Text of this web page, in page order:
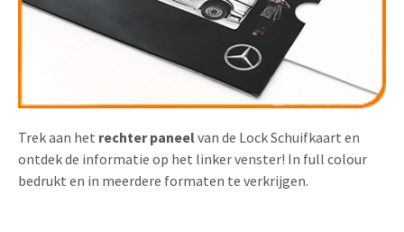
Trek aan het rechter paneelvan de Lock Schuifkaart en
ontdek de informatie op het linker venster! In full colour
bedrukt en in meerdere formaten te verkrijgen.